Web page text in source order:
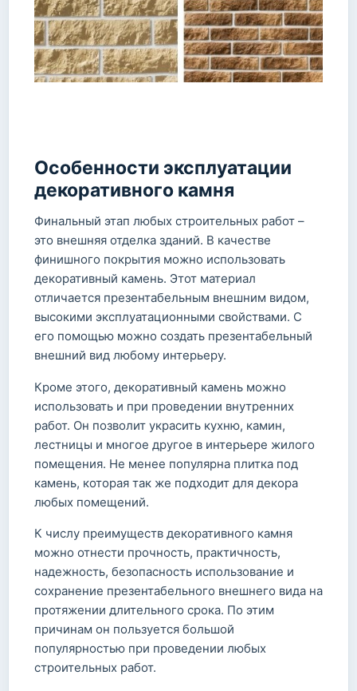
Особенности эксплуатации
декоративного камня
Финальный этап любых строительных работ –
это внешняя отделка зданий. В качестве
финишного покрытия можно использовать
декоративный камень. Этот материал
отличается презентабельным внешним видом,
высокими эксплуатационными свойствами. С
его помощью можно создать презентабельный
внешний вид любому интерьеру.
Кроме этого, декоративный камень можно
использовать и при проведении внутренних
работ. Он позволит украсить кухню, камин,
лестницы и многое другое в интерьере жилого
помещения. Не менее популярна плитка под
камень, которая так же подходит для декора
любых помещений.
К числу преимуществ декоративного камня
можно отнести прочность, практичность,
надежность, безопасность использование и
сохранение презентабельного внешнего вида на
протяжении длительного срока. По этим
причинам он пользуется большой
популярностью при проведении любых
строительных работ.